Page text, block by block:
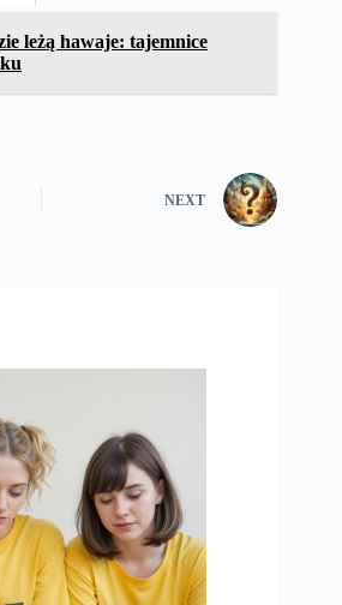
leżą hawaje: tajemnice
NEXT